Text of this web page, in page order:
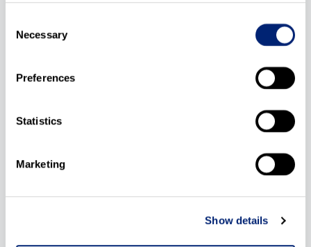
Selection
Necessary
Preferences
Statistics
Marketing
Show details
regulatornu podršku za stavljanje dodataka prehrani i
hrane za posebne prehrambene potrebe na hrvatsko
suradnju s hrvatskim nadležnim tijelima, odnosno
Ministarstvom zdravstva, Ministarstvom poljoprivrede i
Hrvatskim zavodom za javno zdravstvo.